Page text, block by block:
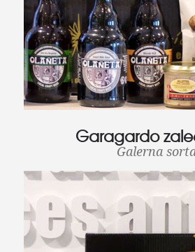
Garagardo
Galerna